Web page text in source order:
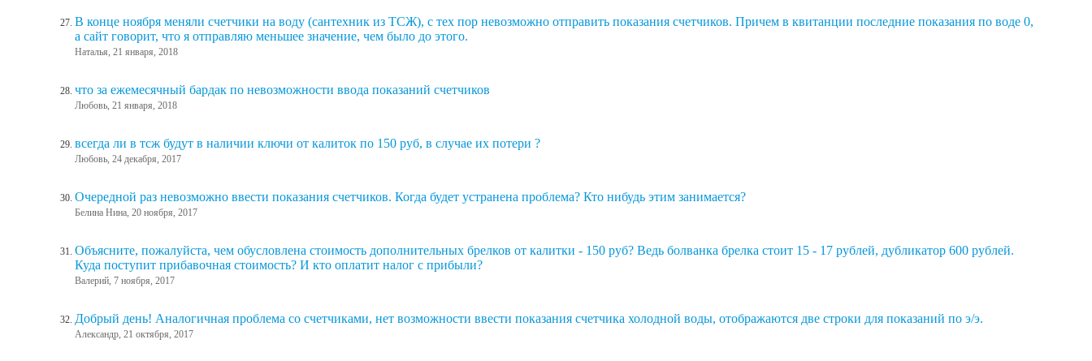
В конце ноября меняли счетчики на воду (сантехник из ТСЖ), с тех пор невозможно отправить показания счетчиков. Причем в квитанции последние показания по воде 0,
а сайт говорит, что я отправляю меньшее значение, чем было до этого.
Наталья, 21 января, 2018
что за ежемесячный бардак по невозможности ввода показаний счетчиков
Любовь, 21 января, 2018
всегда ли в тсж будут в наличии ключи от калиток по 150 руб, в случае их потери ?
Любовь, 24 декабря, 2017
Очередной раз невозможно ввести показания счетчиков. Когда будет устранена проблема? Кто нибудь этим занимается?
Белина Нина, 20 ноября, 2017
Объясните, пожалуйста, чем обусловлена стоимость дополнительных брелков от калитки - 150 руб? Ведь болванка брелка стоит 15 - 17 рублей, дубликатор 600 рублей.
Куда поступит прибавочная стоимость? И кто оплатит налог с прибыли?
Валерий, 7 ноября, 2017
Добрый день! Аналогичная проблема со счетчиками, нет возможности ввести показания счетчика холодной воды, отображаются две строки для показаний по э/э.
Александр, 21 октября, 2017